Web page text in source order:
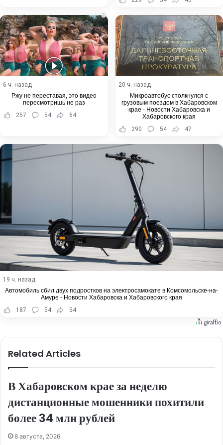
i
6 ч. назад
Ржу не переставая, это видео
пересмотришь не раз
257
54 64
20 ч. назад
Микроавтобус столкнулся с
грузовым поездом в Хабаровском
крае - Новости Хабаровска и
Хабаровского края
290
54 47
19 ч. назад
Автомобиль сбил двух подростков на электросамокате в Комсомольске-на-
Амуре - Новости Хабаровска и Хабаровского края
187
54 54
Related Articles
В Хабаровском крае за неделю
дистанционные мошенники похитили
более 34 млн рублей
8 августа, 2026